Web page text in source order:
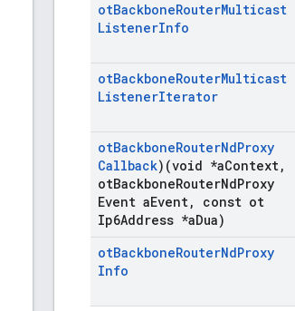
otBackboneRouterMulticast
ListenerInfo
otBackboneRouterMulticast
ListenerIterator
otBackboneRouterNdProxy
Callback)(void *aContext,
otBackboneRouterNdProxy
Event aEvent,
const ot
Ip6Address *aDua)
otBackboneRouterNdProxy
Info